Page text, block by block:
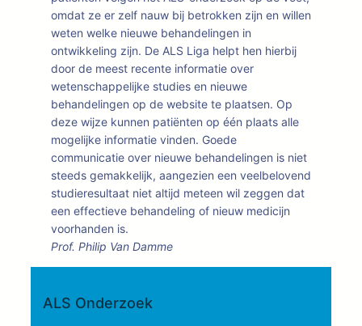
omdat ze er zelf nauw bij betrokken zijn en willen
weten welke nieuwe behandelingen in
ontwikkeling zijn. De ALS Liga helpt hen hierbij
door de meest recente informatie over
wetenschappelijke studies en nieuwe
behandelingen op de website te plaatsen. Op
deze wijze kunnen patiënten op één plaats alle
mogelijke informatie vinden. Goede
communicatie over nieuwe behandelingen is niet
steeds gemakkelijk, aangezien een veelbelovend
studieresultaat niet altijd meteen wil zeggen dat
een effectieve behandeling of nieuw medicijn
voorhanden is.
Prof. Philip Van Damme
ALS Onderzoek